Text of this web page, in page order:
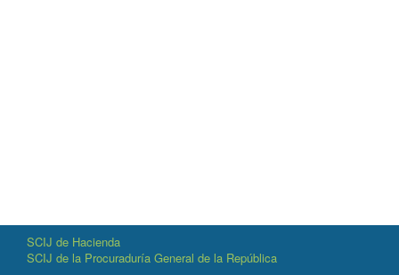
SCIJ de Hacienda
SCIJ de la Procuraduría General de la República